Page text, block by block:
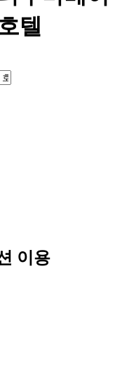
텔
이용